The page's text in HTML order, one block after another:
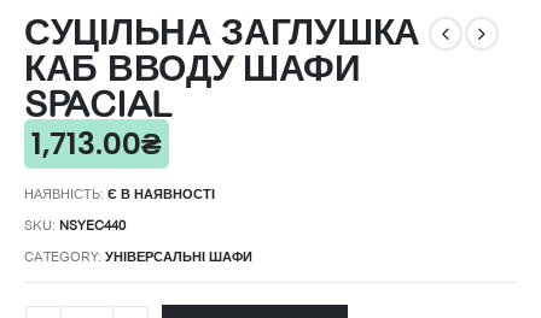
СУЦІЛЬНА ЗАГЛУШКА
КАБ ВВОДУ ШАФИ
SPACIAL
1,713.00₴
НАЯВНІСТЬ: Є В НАЯВНОСТІ
SKU: NSYEC440
CATEGORY: УНІВЕРСАЛЬНІ ШАФИ